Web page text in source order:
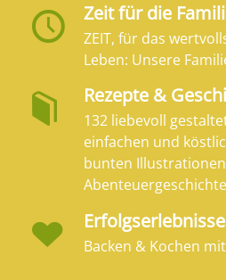
Zeit für die
ZEIT, für das
Leben: Unsere
Rezepte &
132 liebevoll
einfachen und
bunten
Erfolgserlebnisse
Backen & Kochen